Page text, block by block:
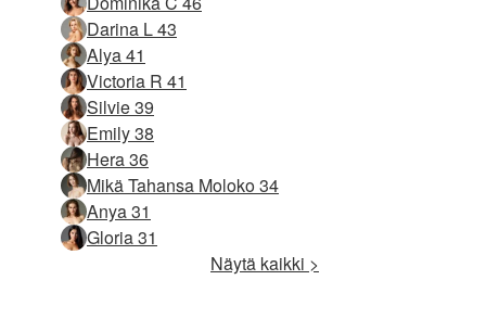
Darina L 43
Alya 41
Victoria R 41
Silvie 39
Emily 38
Hera 36
Mikä Tahansa Moloko 34
Anya 31
Gloria 31
Näytä kaikki >